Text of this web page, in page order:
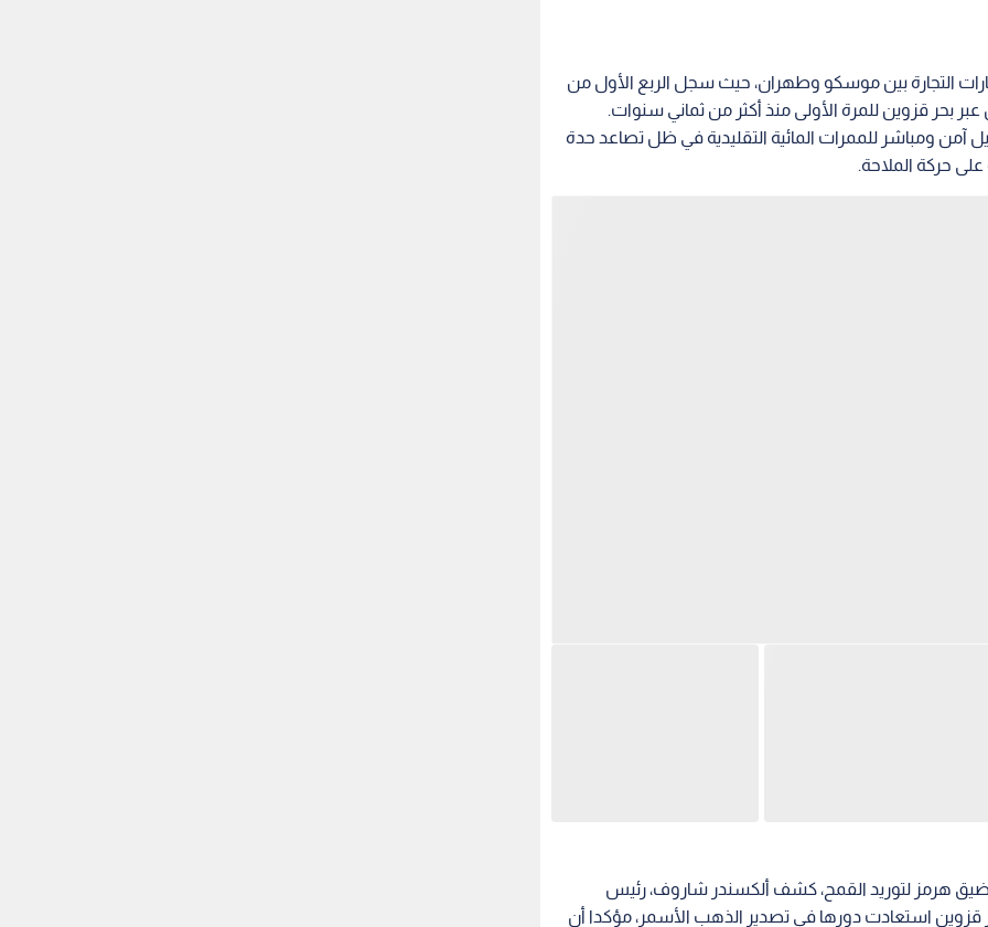
التجارة بين موسكو وطهران، حيث سجل الربع الأول من
آمن ومباشر للممرات المائية التقليدية في ظل تصاعد حدة
حركة الملاحة.
هرمز لتوريد القمح، كشف ألكسندر شاروف، رئيس
قزوين استعادت دورها في تصدير الذهب الأسمر، مؤكدا أن